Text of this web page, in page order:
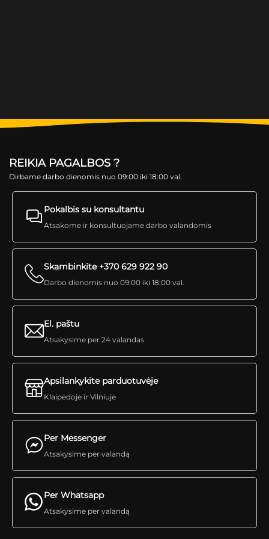
REIKIA PAGALBOS ?
Dirbame darbo dienomis nuo 09:00 iki 18:00 val.
Pokalbis su konsultantu
Atsakome ir konsultuojame darbo valandomis
Skambinkite +370 629 922 90
Darbo dienomis nuo 09:00 iki 18:00 val.
Per Messenger
Atsakysime per valandą
El. paštu
Atsakysime per 24 valandas
Apsilankykite parduotuvėje
Klaipėdoje ir Vilniuje
Per Whatsapp
Atsakysime per valandą